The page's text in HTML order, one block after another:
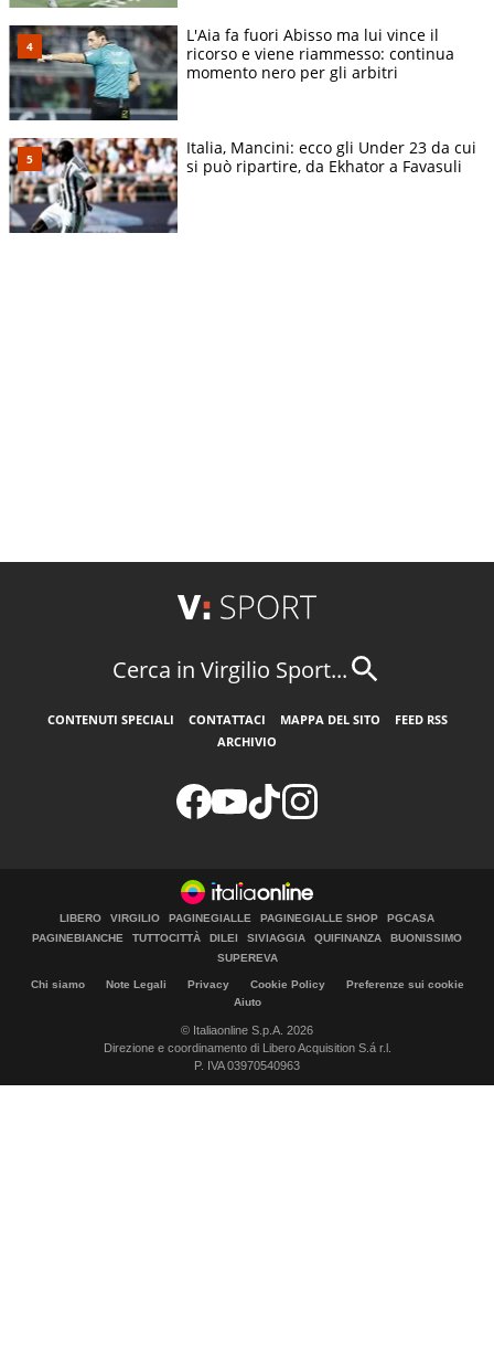
L'Aia fa fuori Abisso ma lui vince il
ricorso e viene riammesso: continua
momento nero per gli arbitri
Italia, Mancini: ecco gli Under 23 da cui
si può ripartire, da Ekhator a Favasuli
Cerca in Virgilio Sport...
CONTENUTI SPECIALI CONTATTACI MAPPA DEL SITO
FEED RSS
ARCHIVIO
LIBERO VIRGILIO PAGINEGIALLE PAGINEGIALLE SHOP
PGCASA
PAGINEBIANCHE
TUTTOCITTÀ DILEI SIVIAGGIA QUIFINANZA
BUONISSIMO
SUPEREVA
Chi siamo Note Legali Privacy Cookie Policy
Preferenze sui cookie
Aiuto
© Italiaonline S.p.A. 2026
Direzione e coordinamento di Libero Acquisition S.á r.l.
P. IVA 03970540963